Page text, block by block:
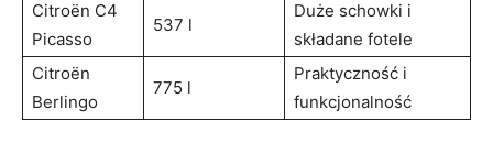
Citroën ⁣C4
Picasso
537⁢ l
Duże schowki i
składane fotele
Citroën
‌Berlingo
775 l
Praktyczność ​i
funkcjonalność